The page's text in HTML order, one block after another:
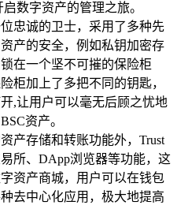
数字资产的管理之旅。
忠诚的卫士，采用了多种先
产的安全，例如私钥加密存
在一个坚不可摧的保险柜
柜加上了多把不同的钥匙，
,让用户可以毫无后顾之忧地
资产。
产存储和转账功能外，Trust
所、DApp浏览器等功能，这
资产商城，用户可以在钱包
去中心化应用，极大地提高